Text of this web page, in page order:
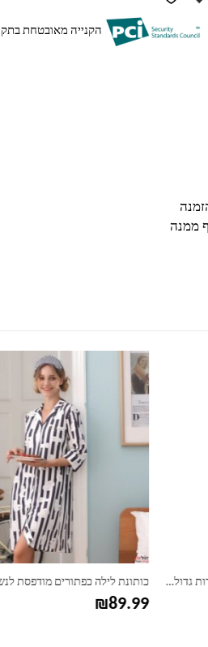
הקנייה מאובטחת
ממנה
בגד ים טנקיני לנשים בהריון –
₪79.99
למוצר זה יש מספר סוגים. ניתן לבחור את האפשרויות בעמוד המוצר